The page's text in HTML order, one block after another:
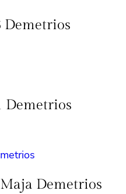
Demetrios
Demetrios
Demetrios